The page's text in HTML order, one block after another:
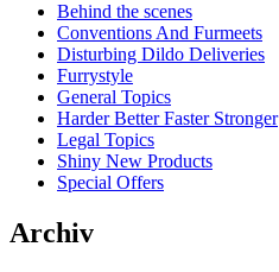
Behind the scenes
Conventions And Furmeets
Disturbing Dildo Deliveries
Furrystyle
General Topics
Harder Better Faster Stronger
Legal Topics
Shiny New Products
Special Offers
Archiv